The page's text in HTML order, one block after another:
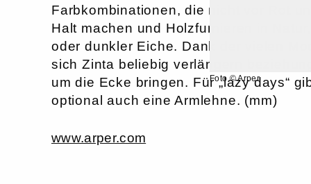
Farbkombinationen, die nicht vor Rot
Halt machen und Holzfurnieren in
oder dunkler Eiche. Dank der vielen
sich Zinta beliebig verlängern
um die Ecke bringen. Für „lazy days“
optional auch eine Armlehne. (mm)
Foto © Arper
www.arper.com